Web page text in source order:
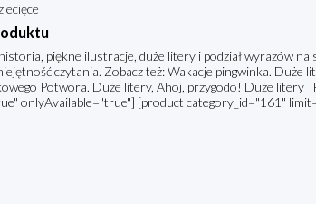
piękne ilustracje, duże litery i podział wyrazów
czytania. Zobacz też: Wakacje pingwinka. Duże
Potwora. Duże litery, Ahoj, przygodo! Duże
onlyAvailable="true"] [product category_id="161"